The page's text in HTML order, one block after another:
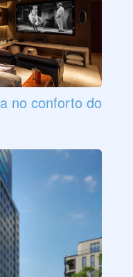
no conforto do